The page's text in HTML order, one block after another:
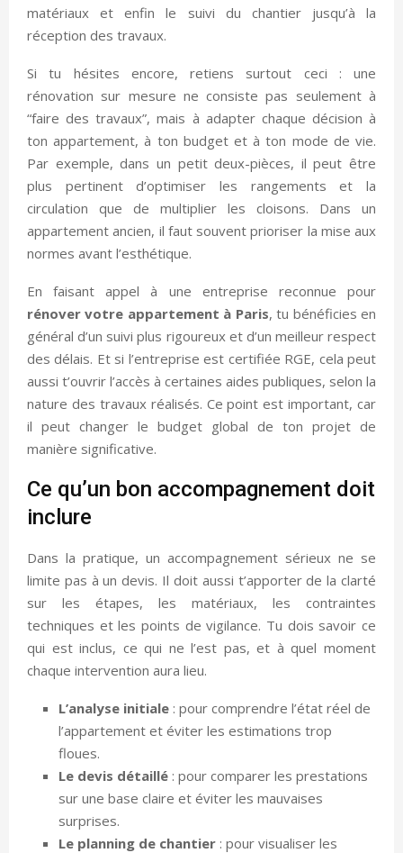
matériaux et enfin le suivi du chantier jusqu’à la
réception des travaux.
Si tu hésites encore, retiens surtout ceci : une
rénovation sur mesure ne consiste pas seulement à
“faire des travaux”, mais à adapter chaque décision à
ton appartement, à ton budget et à ton mode de vie.
Par exemple, dans un petit deux-pièces, il peut être
plus pertinent d’optimiser les rangements et la
circulation que de multiplier les cloisons. Dans un
appartement ancien, il faut souvent prioriser la mise aux
normes avant l’esthétique.
En faisant appel à une entreprise reconnue pour
rénover votre appartement à Paris, tu bénéficies en
général d’un suivi plus rigoureux et d’un meilleur respect
des délais. Et si l’entreprise est certifiée RGE, cela peut
aussi t’ouvrir l’accès à certaines aides publiques, selon la
nature des travaux réalisés. Ce point est important, car
il peut changer le budget global de ton projet de
manière significative.
Ce qu’un bon accompagnement doit
inclure
Dans la pratique, un accompagnement sérieux ne se
limite pas à un devis. Il doit aussi t’apporter de la clarté
sur les étapes, les matériaux, les contraintes
techniques et les points de vigilance. Tu dois savoir ce
qui est inclus, ce qui ne l’est pas, et à quel moment
chaque intervention aura lieu.
L’analyse initiale : pour comprendre l’état réel de
l’appartement et éviter les estimations trop
floues.
Le devis détaillé : pour comparer les prestations
sur une base claire et éviter les mauvaises
surprises.
Le planning de chantier : pour visualiser les